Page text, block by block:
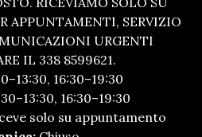
APPUNTAMENTI, SERVIZIO
URGENTI
IL 338 8599621.
16:30–19:30
16:30–19:30
solo su appuntamento